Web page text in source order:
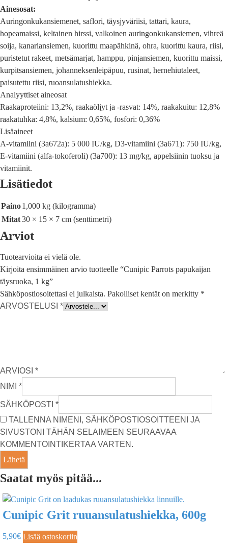
Ainesosat:
Auringonkukansiemenet, saflori, täysjyväriisi, tattari, kaura,
hopeamaissi, keltainen hirssi, valkoinen auringonkukansiemen, vihreä
soija, kanariansiemen, kuorittu maapähkinä, ohra, kuorittu kaura, riisi,
puristetut rakeet, metsämarjat, hamppu, pinjansiemen, kuorittu maissi,
kurpitsansiemen, johanneksenleipäpuu, rusinat, hernehiutaleet,
paisutettu riisi, ruoansulatushiekka.
Analyyttiset aineosat
Raakaproteiini: 13,2%, raakaöljyt ja -rasvat: 14%, raakakuitu: 12,8%
raakatuhka: 4,8%, kalsium: 0,65%, fosfori: 0,36%
Lisäaineet
A-vitamiini (3a672a): 5 000 IU/kg, D3-vitamiini (3a671): 750 IU/kg,
E-vitamiini (alfa-tokoferoli) (3a700): 13 mg/kg, appelsiinin tuoksu ja
vitamiinit.
Lisätiedot
Paino1,000 kg (kilogramma)
Mitat30 × 15 × 7 cm (senttimetri)
Arviot
Tuotearvioita ei vielä ole.
Kirjoita ensimmäinen arvio tuotteelle “Cunipic Parrots papukaijan
täysruoka, 1 kg”
Sähköpostiosoitettasi ei julkaista. Pakolliset kentät on merkitty *
ARVOSTELUSI *
ARVIOSI *
NIMI *
SÄHKÖPOSTI *
TALLENNA NIMENI, SÄHKÖPOSTIOSOITTEENI JA
SIVUSTONI TÄHÄN SELAIMEEN SEURAAVAA
KOMMENTOINTIKERTAA VARTEN.
Saatat myös pitää...
Cunipic Grit ruuansulatushiekka, 600g
5,90€ Lisää ostoskoriin